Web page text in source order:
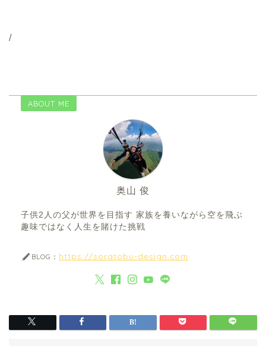
/
ABOUT ME
奥山 俊
子供2人の父が世界を目指す 家族を養いながら空を飛ぶ
趣味ではなく人生を賭けた挑戦
BLOG： https://soratobu-design.com